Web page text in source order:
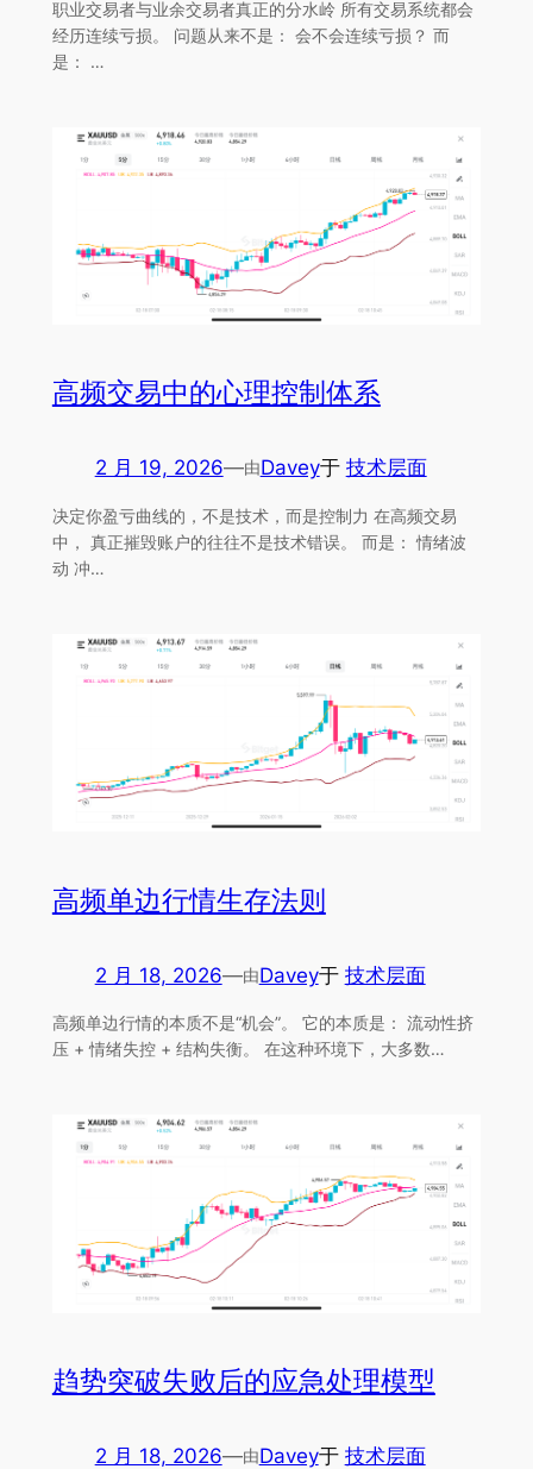
职业交易者与业余交易者真正的分水岭 所有交易系统都会
经历连续亏损。 问题从来不是： 会不会连续亏损？ 而
是： …
高频交易中的心理控制体系
2 月 19, 2026—由Davey于 技术层面
决定你盈亏曲线的，不是技术，而是控制力 在高频交易
中， 真正摧毁账户的往往不是技术错误。 而是： 情绪波
动 冲…
高频单边行情生存法则
2 月 18, 2026—由Davey于 技术层面
高频单边行情的本质不是“机会”。 它的本质是： 流动性挤
压 + 情绪失控 + 结构失衡。 在这种环境下，大多数…
趋势突破失败后的应急处理模型
2 月 18, 2026—由Davey于 技术层面